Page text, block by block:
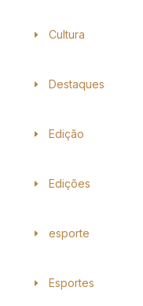
Cultura
Destaques
Edição
Edições
esporte
Esportes